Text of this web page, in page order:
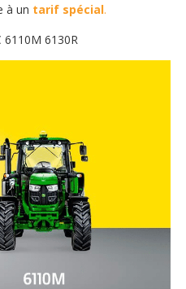
à un tarif spécial.
6110M 6130R